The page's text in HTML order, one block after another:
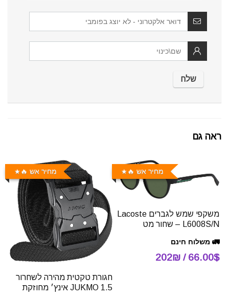
ראה גם
מחיר אש 🔥
משקפי שמש לגברים Lacoste
L6008S/N – שחור מט
🚛 משלוח חינם
66.00$ / 202₪
מחיר אש 🔥
חגורת טקטית מהירה לשחרור
JUKMO 1.5 אינץ׳ מחוזקת